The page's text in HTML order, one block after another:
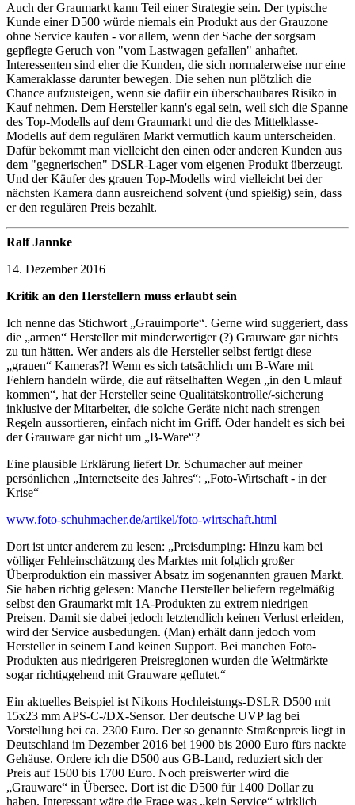
Auch der Graumarkt kann Teil einer Strategie sein. Der typische
Kunde einer D500 würde niemals ein Produkt aus der Grauzone
ohne Service kaufen - vor allem, wenn der Sache der sorgsam
gepflegte Geruch von "vom Lastwagen gefallen" anhaftet.
Interessenten sind eher die Kunden, die sich normalerweise nur eine
Kameraklasse darunter bewegen. Die sehen nun plötzlich die
Chance aufzusteigen, wenn sie dafür ein überschaubares Risiko in
Kauf nehmen. Dem Hersteller kann's egal sein, weil sich die Spanne
des Top-Modells auf dem Graumarkt und die des Mittelklasse-
Modells auf dem regulären Markt vermutlich kaum unterscheiden.
Dafür bekommt man vielleicht den einen oder anderen Kunden aus
dem "gegnerischen" DSLR-Lager vom eigenen Produkt überzeugt.
Und der Käufer des grauen Top-Modells wird vielleicht bei der
nächsten Kamera dann ausreichend solvent (und spießig) sein, dass
er den regulären Preis bezahlt.
Ralf Jannke
14. Dezember 2016
Kritik an den Herstellern muss erlaubt sein
Ich nenne das Stichwort „Grauimporte“. Gerne wird suggeriert, dass
die „armen“ Hersteller mit minderwertiger (?) Grauware gar nichts
zu tun hätten. Wer anders als die Hersteller selbst fertigt diese
„grauen“ Kameras?! Wenn es sich tatsächlich um B-Ware mit
Fehlern handeln würde, die auf rätselhaften Wegen „in den Umlauf
kommen“, hat der Hersteller seine Qualitätskontrolle/-sicherung
inklusive der Mitarbeiter, die solche Geräte nicht nach strengen
Regeln aussortieren, einfach nicht im Griff. Oder handelt es sich bei
der Grauware gar nicht um „B-Ware“?
Eine plausible Erklärung liefert Dr. Schumacher auf meiner
persönlichen „Internetseite des Jahres“: „Foto-Wirtschaft - in der
Krise“
www.foto-schuhmacher.de/artikel/foto-wirtschaft.html
Dort ist unter anderem zu lesen: „Preisdumping: Hinzu kam bei
völliger Fehleinschätzung des Marktes mit folglich großer
Überproduktion ein massiver Absatz im sogenannten grauen Markt.
Sie haben richtig gelesen: Manche Hersteller beliefern regelmäßig
selbst den Graumarkt mit 1A-Produkten zu extrem niedrigen
Preisen. Damit sie dabei jedoch letztendlich keinen Verlust erleiden,
wird der Service ausbedungen. (Man) erhält dann jedoch vom
Hersteller in seinem Land keinen Support. Bei manchen Foto-
Produkten aus niedrigeren Preisregionen wurden die Weltmärkte
sogar richtiggehend mit Grauware geflutet.“
Ein aktuelles Beispiel ist Nikons Hochleistungs-DSLR D500 mit
15x23 mm APS-C-/DX-Sensor. Der deutsche UVP lag bei
Vorstellung bei ca. 2300 Euro. Der so genannte Straßenpreis liegt in
Deutschland im Dezember 2016 bei 1900 bis 2000 Euro fürs nackte
Gehäuse. Ordere ich die D500 aus GB-Land, reduziert sich der
Preis auf 1500 bis 1700 Euro. Noch preiswerter wird die
„Grauware“ in Übersee. Dort ist die D500 für 1400 Dollar zu
haben. Interessant wäre die Frage was „kein Service“ wirklich